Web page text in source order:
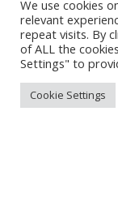
Blog
Programme de
Preference
API Conversions
We use cookies
relevant
repeat visits. By
of ALL the
Settings" to
Cookie Settings